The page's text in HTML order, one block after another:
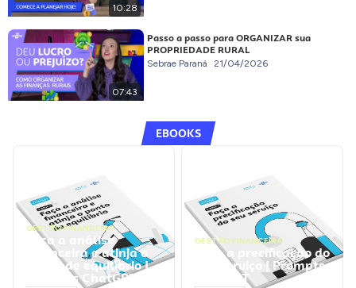
10:28
07:43
Passo a passo para ORGANIZAR sua
PROPRIEDADE RURAL
Sebrae Paraná 21/04/2026
EBOOKS
GESTÃO FINANCEIRA
Faça a análise
financeira e atinja o
ponto de equilíbrio |
Prompts ChatGPT
GESTÃO FINANCEIRA
Faça a precificação do
seu serviço | Prompts
ChatGPT